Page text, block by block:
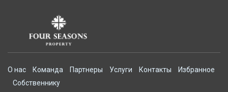
О нас Команда Партнеры Услуги Контакты
Избранное
Собственнику